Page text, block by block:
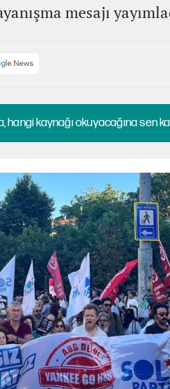
mesajı
kaynağı okuyacağına sen